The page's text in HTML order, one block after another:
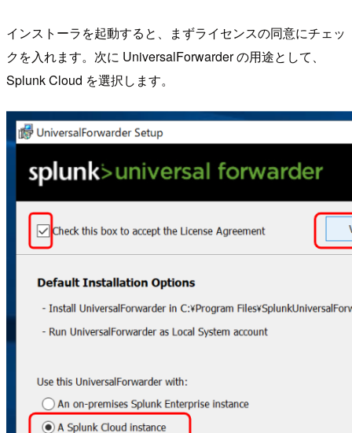
インストーラを起動すると、まずライセンスの同意にチェッ
クを入れます。次に UniversalForwarder の用途として、
Splunk Cloud を選択します。